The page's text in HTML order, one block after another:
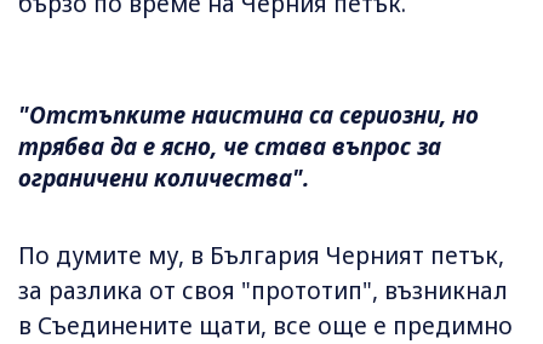
"Отстъпките наистина са сериозни, но
трябва да е ясно, че става въпрос за
ограничени количества".
По думите му, в България Черният петък,
за разлика от своя "прототип", възникнал
в Съединените щати, все още е предимно